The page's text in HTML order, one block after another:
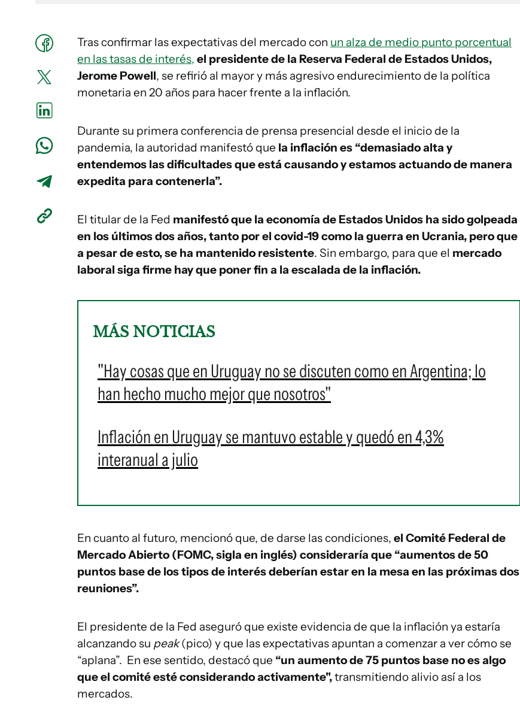
Tras confirmar las expectativas del mercado con un alza de medio punto porcentual
en las tasas de interés, el presidente de la Reserva Federal de Estados Unidos,
Jerome Powell, se refirió al mayor y más agresivo endurecimiento de la política
monetaria en 20 años para hacer frente a la inflación.
Durante su primera conferencia de prensa presencial desde el inicio de la
pandemia, la autoridad manifestó que la inflación es “demasiado alta y
entendemos las dificultades que está causando y estamos actuando de manera
expedita para contenerla”.
El titular de la Fed manifestó que la economía de Estados Unidos ha sido golpeada
en los últimos dos años, tanto por el covid-19 como la guerra en Ucrania, pero que
a pesar de esto, se ha mantenido resistente. Sin embargo, para que el mercado
laboral siga firme hay que poner fin a la escalada de la inflación.
MÁS NOTICIAS
"Hay cosas que en Uruguay no se discuten como en Argentina; lo
han hecho mucho mejor que nosotros"
Inflación en Uruguay se mantuvo estable y quedó en 4,3%
interanual a julio
En cuanto al futuro, mencionó que, de darse las condiciones, el Comité Federal de
Mercado Abierto (FOMC, sigla en inglés) consideraría que “aumentos de 50
puntos base de los tipos de interés deberían estar en la mesa en las próximas dos
reuniones”.
El presidente de la Fed aseguró que existe evidencia de que la inflación ya estaría
alcanzando su peak(pico) y que las expectativas apuntan a comenzar a ver cómo se
“aplana”. En ese sentido, destacó que “un aumento de 75 puntos base no es algo
que el comité esté considerando activamente",transmitiendo alivio así a los
mercados.